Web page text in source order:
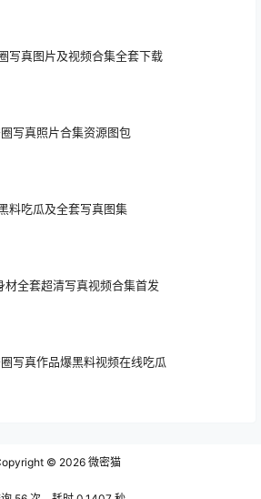
写真图片及视频合集全套下载
写真照片合集资源图包
料吃瓜及全套写真图集
材全套超清写真视频合集首发
写真作品爆黑料视频在线吃瓜
© 2026 微密猫